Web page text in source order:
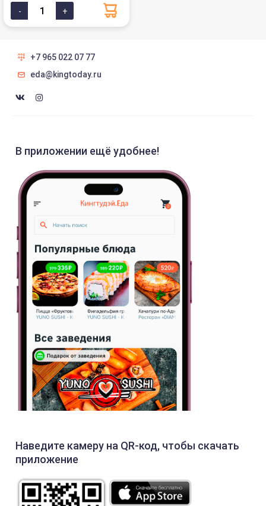
+7 965 022 07 77
eda@kingtoday.ru
В приложении ещё удобнее!
Наведите камеру на QR-код, чтобы скачать
приложение